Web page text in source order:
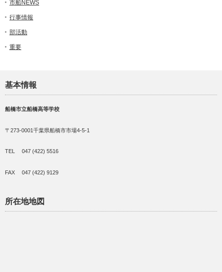
市船NEWS
行事情報
部活動
重要
基本情報
船橋市立船橋高等学校
〒273-0001千葉県船橋市市場4-5-1
TEL 047 (422) 5516
FAX 047 (422) 9129
所在地地図